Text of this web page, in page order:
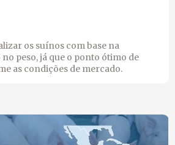
os suínos com base na
peso, já que o ponto ótimo de
as condições de mercado.